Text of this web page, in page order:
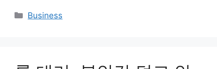
Categories
Business